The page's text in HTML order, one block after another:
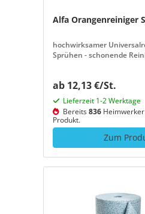
Alfa Orangenreiniger
hochwirksamer
Sprühen - schonende
ab 12,13 €/St.
Lieferzeit 1-2 Werktage
Bereits836
Produkt.
Zum